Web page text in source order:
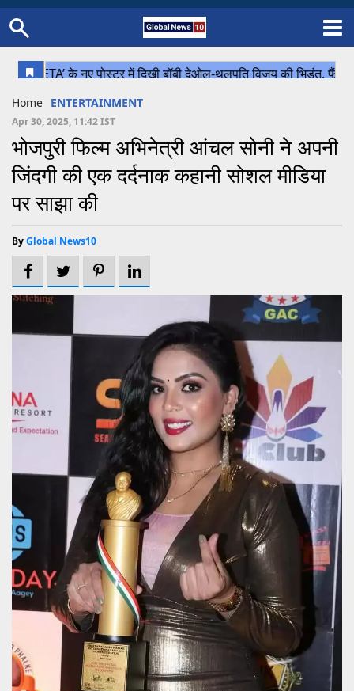
Uttar Pradesh
Chhattisgarh
Bihar
Uttrakhand
Cricket
Football
Home ENTERTAINMENT
Apr 30, 2025, 11:42 IST
भोजपुरी फिल्म अभिनेत्री आंचल सोनी ने अपनी
जिंदगी की एक दर्दनाक कहानी सोशल मीडिया
पर साझा की
ByGlobal News10